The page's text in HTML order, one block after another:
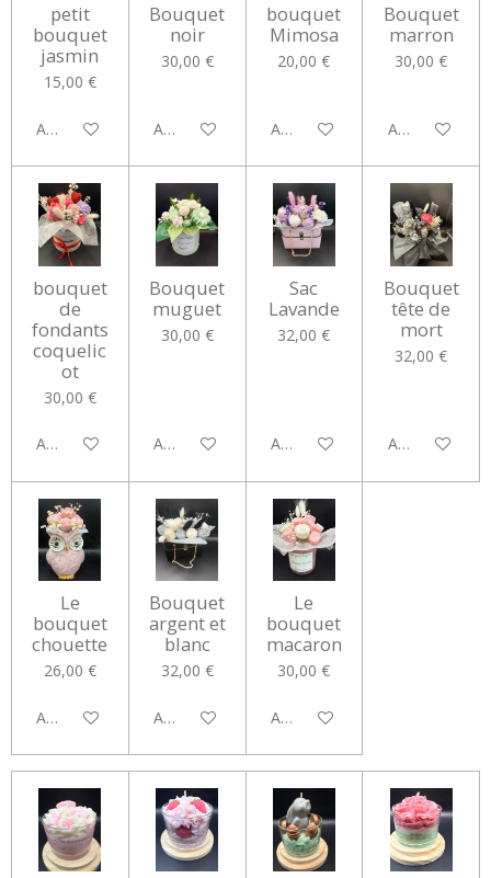
petit
bouquet
jasmin
15,00 €
Ajouter au panier
Bouquet
noir
30,00 €
Ajouter au panier
bouquet
Mimosa
20,00 €
Ajouter au panier
Bouquet
marron
30,00 €
Ajouter au
bouquet
de
fondants
coquelic
ot
30,00 €
Ajouter au panier
Bouquet
muguet
30,00 €
Ajouter au panier
Sac
Lavande
32,00 €
Ajouter au panier
Bouquet
tête de
mort
32,00 €
Ajouter au
Le
bouquet
chouette
26,00 €
Ajouter au panier
Bouquet
argent et
blanc
32,00 €
Ajouter au panier
Le
bouquet
macaron
30,00 €
Ajouter au panier